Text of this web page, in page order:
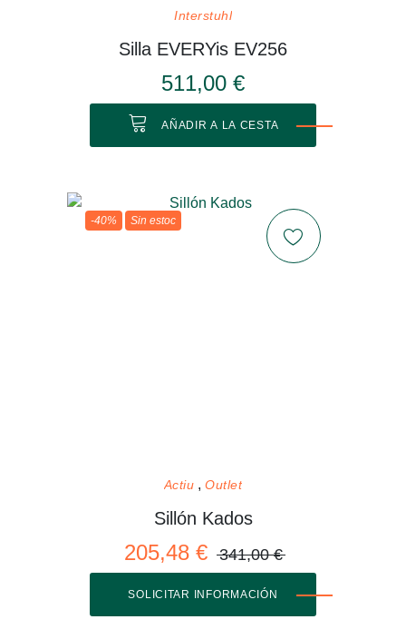
Interstuhl
Silla EVERYis EV256
511,00 €
AÑADIR A LA CESTA
-40% Sin estoc
Actiu Outlet
Sillón Kados
205,48 € 341,00 €
SOLICITAR INFORMACIÓN